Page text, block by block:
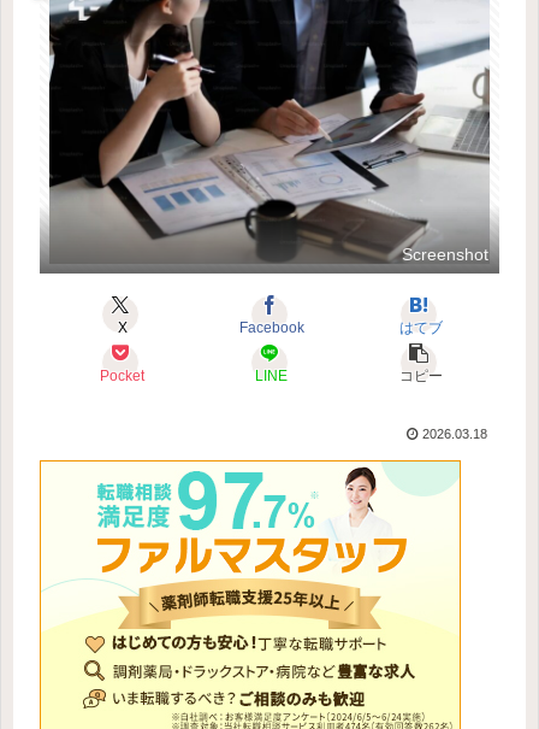
Screenshot
X Facebook はてブ
Pocket LINE コピー
2026.03.18